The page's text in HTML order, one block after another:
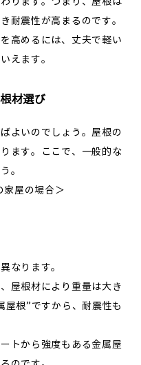
耐震性が高まるのです。
高めるには、丈夫で軽い
えます。
材選び
よいのでしょう。屋根の
ます。ここで、一般的な
。
屋の場合＞
なります。
屋根材により重量は大き
屋根”ですから、耐震性も
トから強度もある金属屋